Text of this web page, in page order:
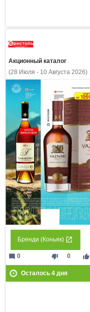
Акционный каталог
(28 Июля - 10 Августа 2026)
Бренди (Коньяк)
thumb_down 0 thumb_up
mode_comment 0
Осталось 4дня